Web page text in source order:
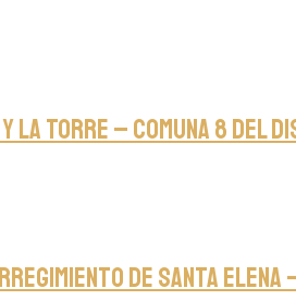
Torre – Comuna 8 del
de Santa